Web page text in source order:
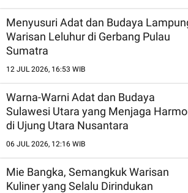
Menyusuri Adat dan Budaya
Warisan Leluhur di Gerbang Pulau
Sumatra
12 JUL 2026, 16:53 WIB
Warna-Warni Adat dan Budaya
Sulawesi Utara yang Menjaga
di Ujung Utara Nusantara
06 JUL 2026, 12:16 WIB
Mie Bangka, Semangkuk Warisan
Kuliner yang Selalu Dirindukan